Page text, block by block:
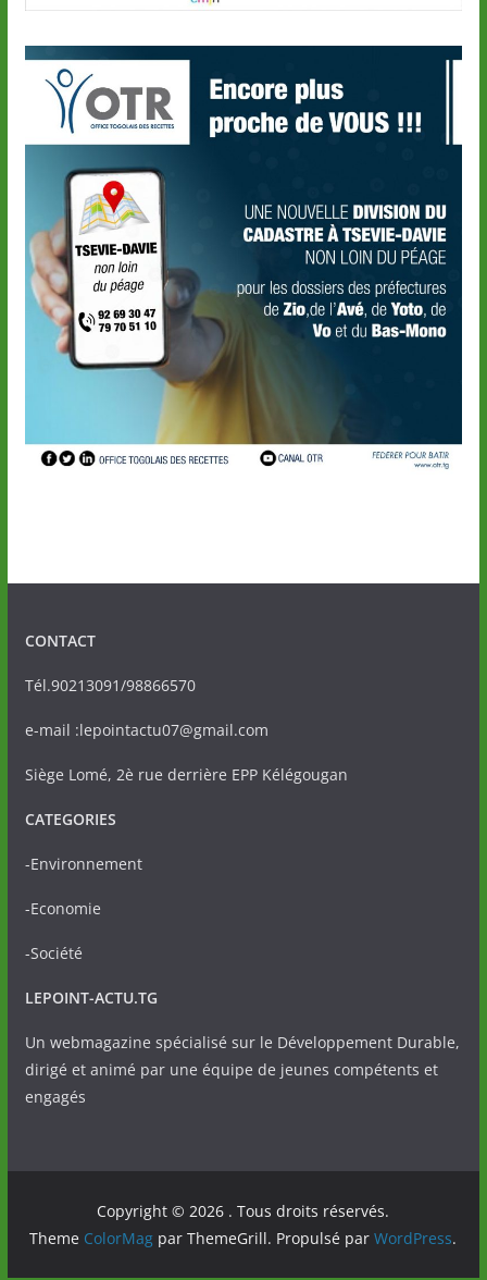
CONTACT
Tél.90213091/98866570
e-mail :lepointactu07@gmail.com
Siège Lomé, 2è rue derrière EPP Kélégougan
CATEGORIES
-Environnement
-Economie
-Société
LEPOINT-ACTU.TG
Un webmagazine spécialisé sur le Développement Durable,
dirigé et animé par une équipe de jeunes compétents et
engagés
Copyright © 2026 . Tous droits réservés.
Theme ColorMag par ThemeGrill. Propulsé parWordPress.